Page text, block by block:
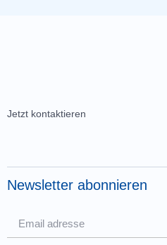
Jetzt kontaktieren
Newsletter abonnieren